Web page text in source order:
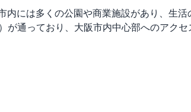
には多くの公園や商業施設があり、生活
通っており、大阪市内中心部へのアク